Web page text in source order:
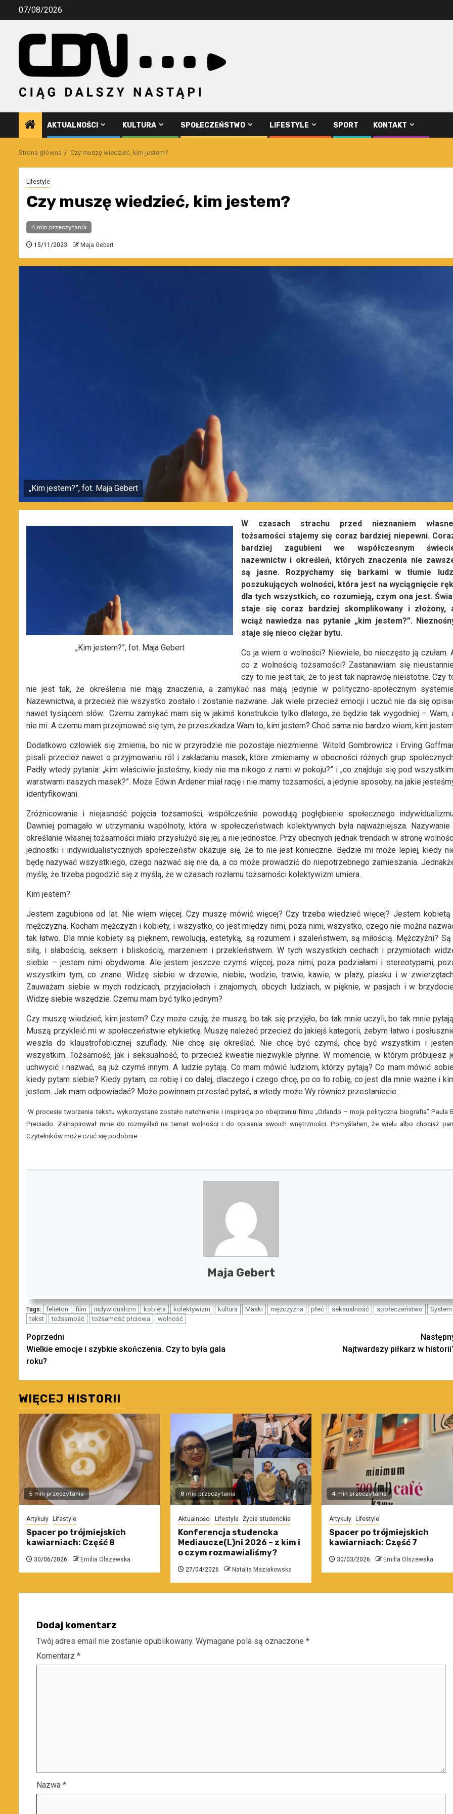
Przejdź07/08/2026
AKTUALNOŚCI KULTURA SPOŁECZEŃSTWO LIFESTYLE SPORT KONTAKT
Strona główna Czy muszę wiedzieć, kim jestem?
Lifestyle
Czy muszę wiedzieć, kim jestem?
4 min przeczytania
15/11/2023 Maja Gebert
„Kim jestem?”, fot. Maja Gebert
„Kim jestem?”, fot. Maja Gebert
W czasach strachu przed nieznaniem
tożsamości stajemy się coraz bardziej niepewni.
bardziej zagubieni we współczesnym
nazewnictw i określeń, których znaczenia nie
są jasne. Rozpychamy się barkami w tłumie
poszukujących wolności, która jest na wyciągnięcie
dla tych wszystkich, co rozumieją, czym ona jest.
staje się coraz bardziej skomplikowany i złożony,
wciąż nawiedza nas pytanie „kim jestem?”.
staje się nieco ciężar bytu.
Co ja wiem o wolności? Niewiele, bo nieczęsto ją czułam.
co z wolnością tożsamości? Zastanawiam się
czy to nie jest tak, że to jest tak naprawdę nieistotne. Czy
nie jest tak, że określenia nie mają znaczenia, a zamykać nas mają jedynie w polityczno-społecznym
Nazewnictwa, a przecież nie wszystko zostało i zostanie nazwane. Jak wiele przecież emocji i uczuć nie da się
nawet tysiącem słów. Czemu zamykać mam się w jakimś konstrukcie tylko dlatego, że będzie tak wygodniej – Wam,
nie mi. A czemu mam przejmować się tym, że przeszkadza Wam to, kim jestem? Choć sama nie bardzo wiem, kim
Dodatkowo człowiek się zmienia, bo nic w przyrodzie nie pozostaje niezmienne. Witold Gombrowicz i Erving
pisali przecież nawet o przyjmowaniu ról i zakładaniu masek, które zmieniamy w obecności różnych grup
Padły wtedy pytania: „kim właściwie jesteśmy, kiedy nie ma nikogo z nami w pokoju?” i „co znajduje się pod
warstwami naszych masek?”. Może Edwin Ardener miał rację i nie mamy tożsamości, a jedynie sposoby, na jakie
identyfikowani.
Zróżnicowanie i niejasność pojęcia tożsamości, współcześnie powodują pogłębienie społecznego
Dawniej pomagało w utrzymaniu wspólnoty, która w społeczeństwach kolektywnych była najważniejsza. Nazywanie
określanie własnej tożsamości miało przysłużyć się jej, a nie jednostce. Przy obecnych jednak trendach w stronę
jednostki i indywidualistycznych społeczeństw okazuje się, że to nie jest konieczne. Będzie mi może lepiej, kiedy
będę nazywać wszystkiego, czego nazwać się nie da, a co może prowadzić do niepotrzebnego zamieszania.
myślę, że trzeba pogodzić się z myślą, że w czasach rozłamu tożsamości kolektywizm umiera.
Kim jestem?
Jestem zagubiona od lat. Nie wiem więcej. Czy muszę mówić więcej? Czy trzeba wiedzieć więcej? Jestem kobietą
mężczyzną. Kocham mężczyzn i kobiety, i wszystko, co jest między nimi, poza nimi, wszystko, czego nie można
tak łatwo. Dla mnie kobiety są pięknem, rewolucją, estetyką, są rozumem i szaleństwem, są miłością. Mężczyźni? Są
siłą, i słabością, seksem i bliskością, marzeniem i przekleństwem. W tych wszystkich cechach i przymiotach
siebie – jestem nimi obydwoma. Ale jestem jeszcze czymś więcej, poza nimi, poza podziałami i stereotypami,
wszystkim tym, co znane. Widzę siebie w drzewie, niebie, wodzie, trawie, kawie, w plaży, piasku i w
Zauważam siebie w mych rodzicach, przyjaciołach i znajomych, obcych ludziach, w pięknie, w pasjach i w
Widzę siebie wszędzie. Czemu mam być tylko jednym?
Czy muszę wiedzieć, kim jestem? Czy może czuję, że muszę, bo tak się przyjęło, bo tak mnie uczyli, bo tak mnie
Muszą przykleić mi w społeczeństwie etykietkę. Muszę należeć przecież do jakiejś kategorii, żebym łatwo i
weszła do klaustrofobicznej szuflady. Nie chcę się określać. Nie chcę być czymś, chcę być wszystkim i
wszystkim. Tożsamość, jak i seksualność, to przecież kwestie niezwykle płynne. W momencie, w którym próbujesz
uchwycić i nazwać, są już czymś innym. A ludzie pytają. Co mam mówić ludziom, którzy pytają? Co mam mówić
kiedy pytam siebie? Kiedy pytam, co robię i co dalej, dlaczego i czego chcę, po co to robię, co jest dla mnie ważne i
jestem. Jak mam odpowiadać? Może powinnam przestać pytać, a wtedy może Wy również przestaniecie.
·W procesie tworzenia tekstu wykorzystane zostało natchnienie i inspiracja po obejrzeniu filmu „Orlando – moja polityczna biografia” Paula
Preciado. Zainspirował mnie do rozmyślań na temat wolności i do opisania swoich wnętrzności. Pomyślałam, że wielu albo chociaż
Czytelników może czuć się podobnie·
Maja Gebert
Tags: felieton film indywidualizm kobieta kolektywizm kultura Maski mężczyzna płeć seksualność społeczeństwo
System
tekst
tożsamość tożsamość płciowa wolność
Zobacz
wpisy
Poprzedni
Wielkie emocje i szybkie skończenia. Czy to była gala
roku?
Najtwardszy piłkarz w
WIĘCEJ HISTORII
5 min przeczytania
Artykuły Lifestyle
Spacer po trójmiejskich
kawiarniach: Część 8
30/06/2026 Emilia Olszewska
8 min przeczytania
Aktualności Lifestyle Życie studenckie
Konferencja studencka
Mediaucze(L)ni 2026 – z kim i
o czym rozmawialiśmy?
27/04/2026 Natalia Maziakowska
4 min przeczytania
Artykuły Lifestyle
Spacer po trójmiejskich
kawiarniach: Część 7
30/03/2026 Emilia Olszewska
Dodaj komentarz
Twój adres email nie zostanie opublikowany. Wymagane pola są oznaczone *
Komentarz *
Nazwa *